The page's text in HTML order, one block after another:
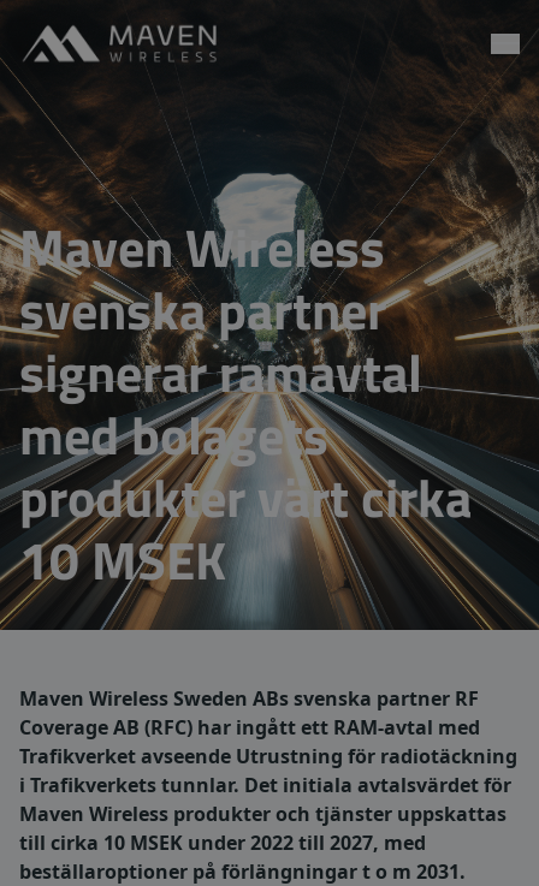
Go to content
Maven Wireless
Maven Wireless
svenska partner
signerar ramavtal
med bolagets
produkter värt cirka
10 MSEK
Maven Wireless Sweden ABs svenska partner RF
Coverage AB (RFC) har ingått ett RAM-avtal med
Trafikverket avseende Utrustning för radiotäckning
i Trafikverkets tunnlar. Det initiala avtalsvärdet för
Maven Wireless produkter och tjänster uppskattas
till cirka 10 MSEK under 2022 till 2027, med
beställaroptioner på förlängningar t o m 2031.